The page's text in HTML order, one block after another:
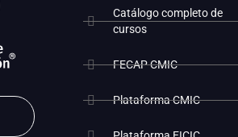
Catálogo completo de
cursos
FECAP CMIC
Plataforma CMIC